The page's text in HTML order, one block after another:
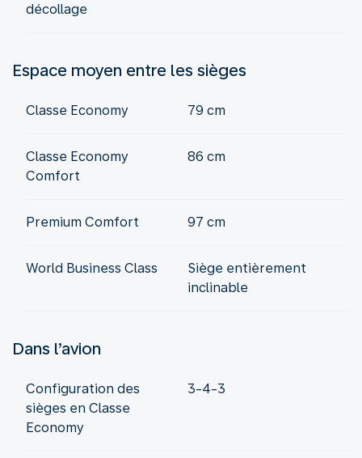
décollage
Espace moyen entre les sièges
Classe Economy 79 cm
Classe Economy
Comfort
86 cm
Premium Comfort 97 cm
World Business Class
Siège entièrement
inclinable
Dans l’avion
Configuration des
sièges en Classe
Economy
3-4-3